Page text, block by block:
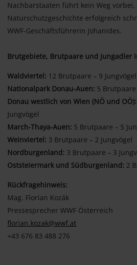
Nachbarstaaten führt kein Weg
Naturschutzgeschichte erfolgreich
WWF-Geschäftsführerin Johanides.
Brutgebiete, Brutpaare und Jungadler
Waldviertel: 12 Brutpaare – 9 Jungvögel
Nationalpark Donau-Auen: 5 Brutpaare
Donau westlich von Wien (NÖ und OÖ):
Jungvögel
March-Thaya-Auen: 5 Brutpaare – 5
Weinviertel: 3 Brutpaare – 2 Jungvögel
Nordburgenland: 3 Brutpaare – 3
Oststeiermark und Südburgenland: 2
Rückfragehinweis:
Mag. Florian Kozák
Pressesprecher WWF Österreich
florian.kozak@wwf.at
+43 676 83 488 276